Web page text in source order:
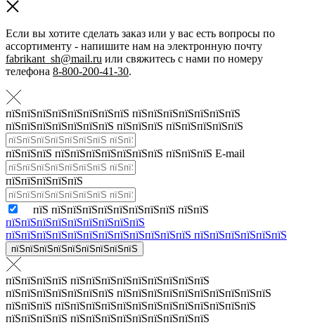
Если вы хотите сделать заказ или у вас есть вопросы по
ассортименту - напишите нам на электронную почту
fabrikant_sh@mail.ru или свяжитесь с нами по номеру
телефона 8-800-200-41-30.
пїЅпїЅпїЅпїЅпїЅпїЅпїЅпїЅ пїЅпїЅпїЅпїЅпїЅпїЅпїЅ
пїЅпїЅпїЅпїЅпїЅпїЅпїЅ пїЅпїЅпїЅ пїЅпїЅпїЅпїЅпїЅ
пїЅпїЅпїЅ пїЅпїЅпїЅпїЅпїЅпїЅпїЅ пїЅпїЅпїЅ E-mail
пїЅпїЅпїЅпїЅпїЅ
пїЅ пїЅпїЅпїЅпїЅпїЅпїЅпїЅпїЅ пїЅпїЅ
пїЅпїЅпїЅпїЅпїЅпїЅпїЅпїЅпїЅ
пїЅпїЅпїЅпїЅпїЅпїЅпїЅпїЅпїЅпїЅпїЅпїЅ пїЅпїЅпїЅпїЅпїЅпїЅ
пїЅпїЅпїЅпїЅпїЅпїЅпїЅпїЅпїЅ
пїЅпїЅпїЅпїЅ пїЅпїЅпїЅпїЅпїЅпїЅпїЅпїЅпїЅ
пїЅпїЅпїЅпїЅпїЅпїЅпїЅ пїЅпїЅпїЅпїЅпїЅпїЅпїЅпїЅпїЅпїЅ
пїЅпїЅпїЅ пїЅпїЅпїЅпїЅпїЅпїЅпїЅпїЅпїЅпїЅпїЅпїЅпїЅ
пїЅпїЅпїЅпїЅ пїЅпїЅпїЅпїЅпїЅпїЅпїЅпїЅпїЅ